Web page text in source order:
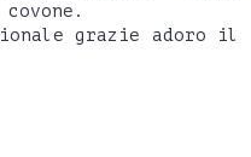
grazie adoro il